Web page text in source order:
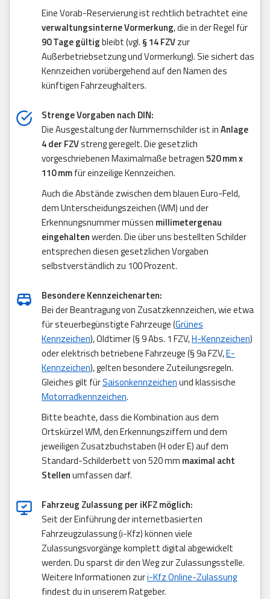
Eine Vorab-Reservierung ist rechtlich betrachtet eine
verwaltungsinterne Vormerkung, die in der Regel für
90 Tage gültigbleibt (vgl. § 14 FZVzur
Außerbetriebsetzung und Vormerkung). Sie sichert das
Kennzeichen vorübergehend auf den Namen des
künftigen Fahrzeughalters.
Strenge Vorgaben nach DIN:
Die Ausgestaltung der Nummernschilder ist inAnlage
4 der FZVstreng geregelt. Die gesetzlich
vorgeschriebenen Maximalmaße betragen520 mm x
110 mmfür einzeilige Kennzeichen.
Auch die Abstände zwischen dem blauen Euro-Feld,
dem Unterscheidungszeichen (WM) und der
Erkennungsnummer müssen millimetergenau
eingehaltenwerden. Die über uns bestellten Schilder
entsprechen diesen gesetzlichen Vorgaben
selbstverständlich zu 100 Prozent.
Besondere Kennzeichenarten:
Bei der Beantragung von Zusatzkennzeichen, wie etwa
für steuerbegünstigte Fahrzeuge (Grünes
Kennzeichen), Oldtimer (§ 9 Abs. 1 FZV,H-Kennzeichen)
oder elektrisch betriebene Fahrzeuge (§ 9a FZV,E-
Kennzeichen), gelten besondere Zuteilungsregeln.
Gleiches gilt fürSaisonkennzeichenund klassische
Motorradkennzeichen.
Bitte beachte, dass die Kombination aus dem
Ortskürzel WM, den Erkennungsziffern und dem
jeweiligen Zusatzbuchstaben (H oder E) auf dem
Standard-Schilderbett von 520 mm maximal acht
Stellenumfassen darf.
Fahrzeug Zulassung per iKFZ möglich:
Seit der Einführung der internetbasierten
Fahrzeugzulassung (i-Kfz) können viele
Zulassungsvorgänge komplett digital abgewickelt
werden. Du sparst dir den Weg zur Zulassungsstelle.
Weitere Informationen zuri-Kfz Online-Zulassung
findest du in unserem Ratgeber.